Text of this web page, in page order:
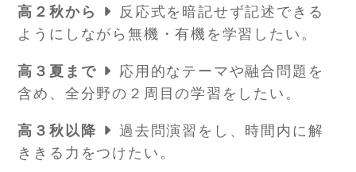
高２秋から
反応式を暗記せず記述できる
ようにしながら無機・有機を学習したい。
高３夏まで
応用的なテーマや融合問題を
含め、全分野の２周目の学習をしたい。
高３秋以降
過去問演習をし、時間内に解
ききる力をつけたい。